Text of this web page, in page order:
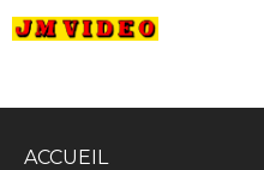
ACCUEIL